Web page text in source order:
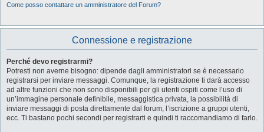
Come posso contattare un amministratore del Forum?
Connessione e registrazione
Perché devo registrarmi?
Potresti non averne bisogno: dipende dagli amministratori se è necessario
registrarsi per inviare messaggi. Comunque, la registrazione ti darà accesso
ad altre funzioni che non sono disponibili per gli utenti ospiti come l’uso di
un’immagine personale definibile, messaggistica privata, la possibilità di
inviare messaggi di posta direttamente dal forum, l’iscrizione a gruppi utenti,
ecc. Ti bastano pochi secondi per registrarti e quindi ti raccomandiamo di farlo.